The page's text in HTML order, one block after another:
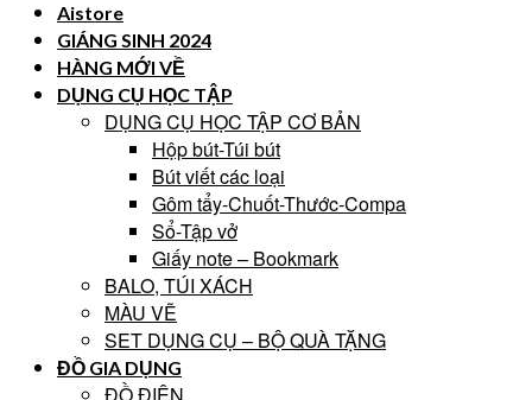
Aistore
GIÁNG SINH 2024
HÀNG MỚI VỀ
DỤNG CỤ HỌC TẬP
DỤNG CỤ HỌC TẬP CƠ BẢN
Hộp bút-Túi bút
Bút viết các loại
Gôm tẩy-Chuốt-Thước-Compa
Sổ-Tập vở
Giấy note – Bookmark
BALO, TÚI XÁCH
MÀU VẼ
SET DỤNG CỤ – BỘ QUÀ TẶNG
ĐỒ GIA DỤNG